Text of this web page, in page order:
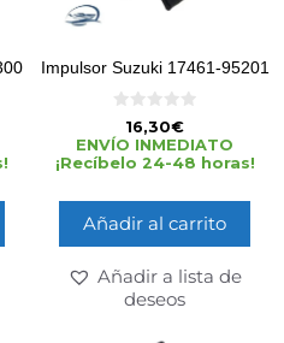
Impulsor Suzuki 17461-95201
d
e
5
16,30€
ENVÍO INMEDIATO
¡Recíbelo 24-48 horas!
Añadir al carrito
Añadir a lista de
deseos